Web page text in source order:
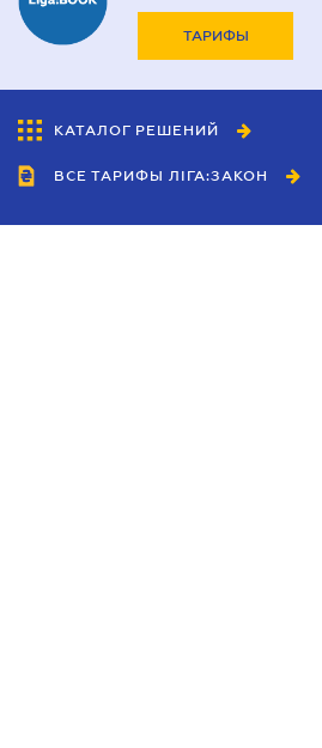
ТАРИФЫ
КАТАЛОГ РЕШЕНИЙ
ВСЕ ТАРИФЫ ЛІГА:ЗАКОН